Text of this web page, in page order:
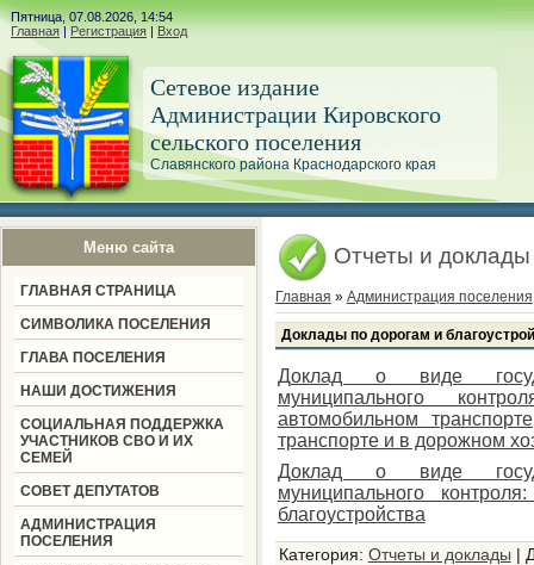
Пятница, 07.08.2026, 14:54
Главная | Регистрация | Вход
Сетевое издание
Администрации Кировского
сельского поселения
Славянского района Краснодарского края
Меню сайта
ГЛАВНАЯ СТРАНИЦА
СИМВОЛИКА ПОСЕЛЕНИЯ
ГЛАВА ПОСЕЛЕНИЯ
НАШИ ДОСТИЖЕНИЯ
СОЦИАЛЬНАЯ ПОДДЕРЖКА
УЧАСТНИКОВ СВО И ИХ
СЕМЕЙ
СОВЕТ ДЕПУТАТОВ
АДМИНИСТРАЦИЯ
ПОСЕЛЕНИЯ
Отчеты и доклады
Главная » Администрация поселения
Доклады по дорогам и
Доклад о виде
муниципального
автомобильном
транспорте и в дорожном
Доклад о виде
муниципального
благоустройства
Категория: Отчеты и доклады